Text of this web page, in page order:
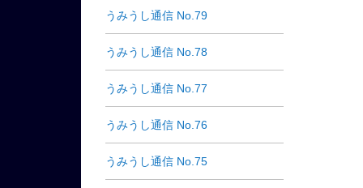
うみうし通信 No.79
うみうし通信 No.78
うみうし通信 No.77
うみうし通信 No.76
うみうし通信 No.75